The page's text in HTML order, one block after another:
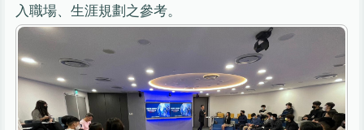
入職場、生涯規劃之參考。